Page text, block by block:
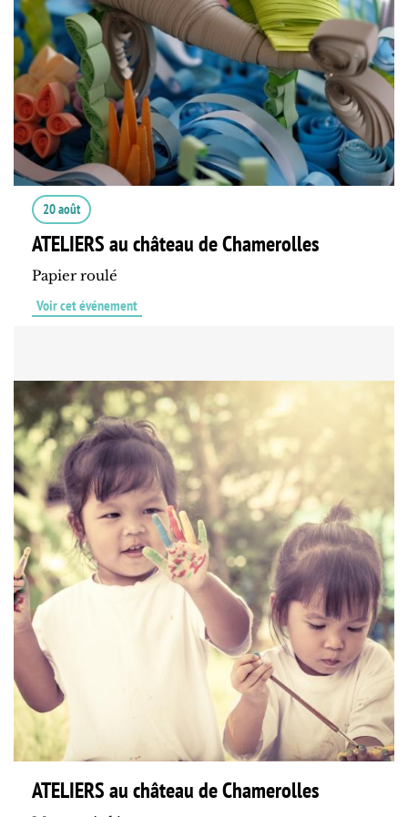
20 août
ATELIERS au château de Chamerolles
Papier roulé
Voir cet événement
ATELIERS au château de Chamerolles